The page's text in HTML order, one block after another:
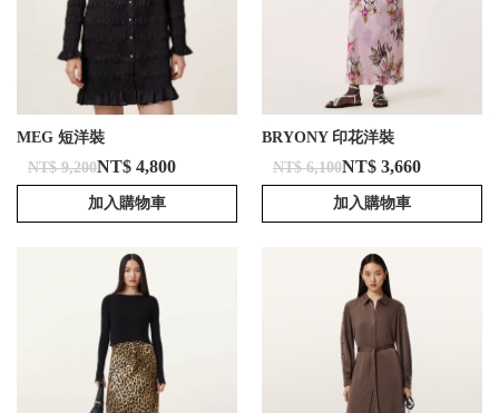
MEG 短洋裝
NT$ 9,200NT$ 4,800
加入購物車
BRYONY 印花洋裝
NT$ 6,100NT$ 3,660
加入購物車